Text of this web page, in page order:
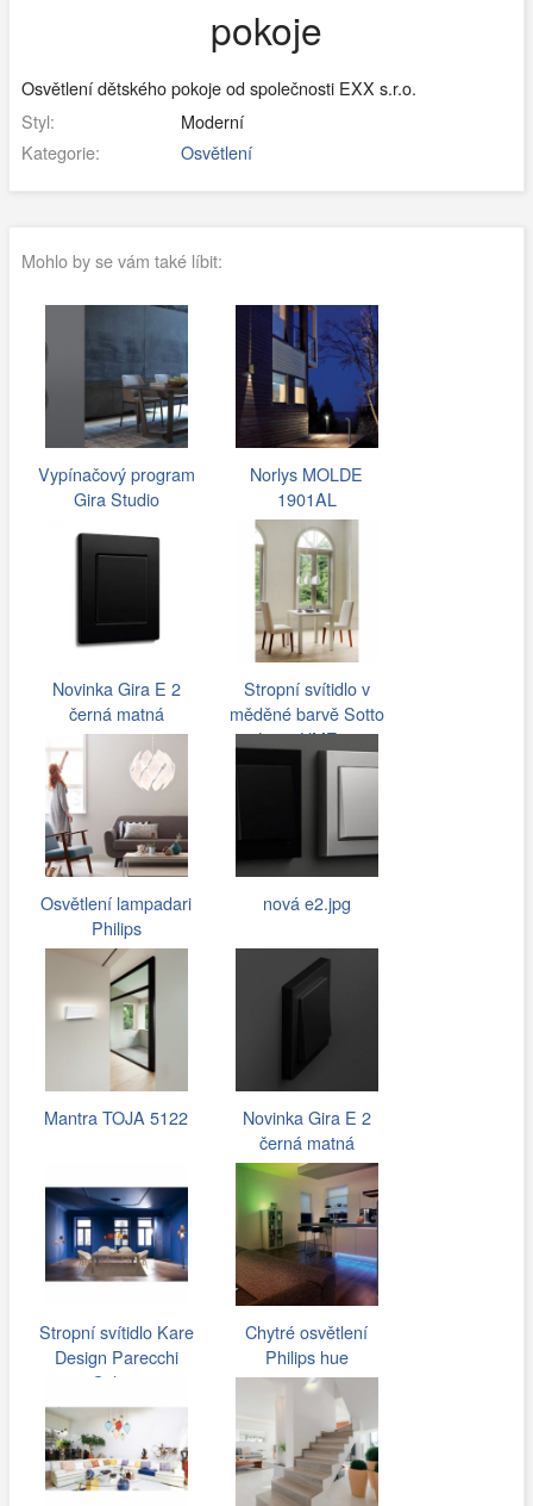
pokoje
Osvětlení dětského pokoje od společnosti EXX s.r.o.
Styl:
Moderní
Kategorie:
Osvětlení
Mohlo by se vám také líbit:
Vypínačový program
Gira Studio
Norlys MOLDE
1901AL
Novinka Gira E 2
černá matná
Stropní svítidlo v
měděné barvě Sotto
Luce UME…
Osvětlení lampadari
Philips
nová e2.jpg
Mantra TOJA 5122
Novinka Gira E 2
černá matná
Stropní svítidlo Kare
Design Parecchi
Colore
Chytré osvětlení
Philips hue